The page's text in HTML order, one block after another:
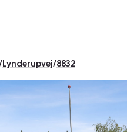
Lynderupvej/8832